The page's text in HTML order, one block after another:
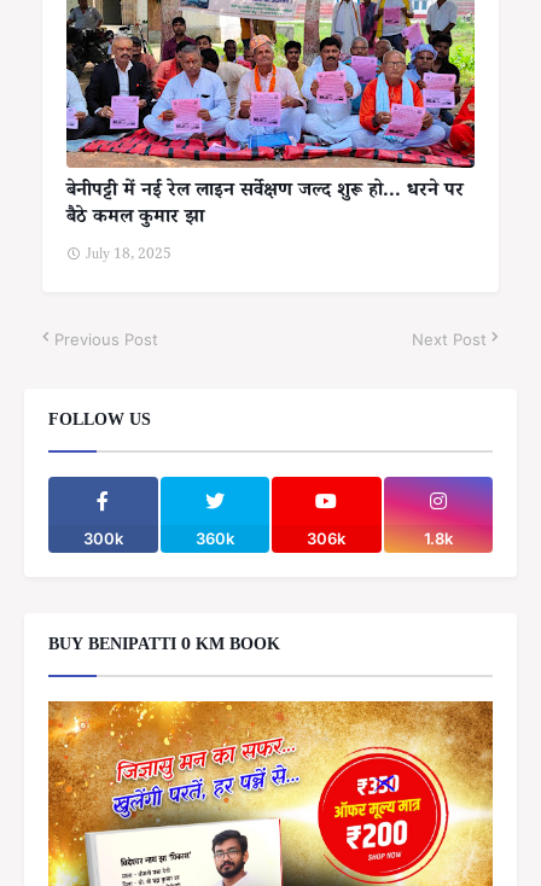
बेनीपट्टी में नई रेल लाइन सर्वेक्षण जल्द शुरू हो... धरने पर
बैठे कमल कुमार झा
July 18, 2025
Previous Post Next Post
FOLLOW US
300k 360k 306k 1.8k
BUY BENIPATTI 0 KM BOOK